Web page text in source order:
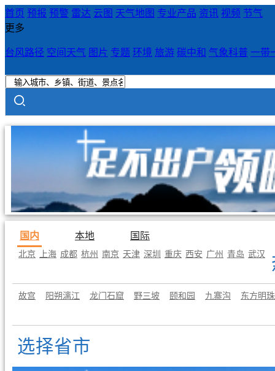
首页 预报 预警 雷达 云图 天气地图 专业产品 资讯 视频 节气
更多
台风路径 空间天气 图片 专题 环境 旅游 碳中和 气象科普 一带
国内 本地 国际
北京 上海 成都 杭州 南京 天津 深圳 重庆 西安 广州 青岛 武汉
故宫 阳朔漓江 龙门石窟 野三坡 颐和园 九寨沟 东方明珠
选择省市